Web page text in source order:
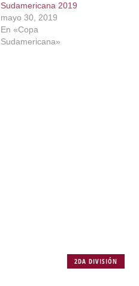
Sudamericana 2019
mayo 30, 2019
En «Copa
Sudamericana»
2DA DIVISIÓN